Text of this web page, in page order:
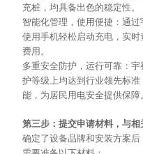
充桩，均具备出色的稳定性。
智能化管理，使用便捷：通
使用手机轻松启动充电，实时
费用。
多重安全防护，运行可靠：
护等级上均达到行业领先标
能，为居民用电安全提供保障
第三步：提交申请材料，与相
确定了设备品牌和安装方案